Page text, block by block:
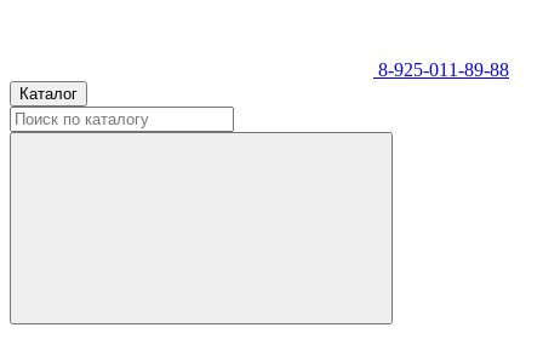
8-925-011-89-88
Каталог